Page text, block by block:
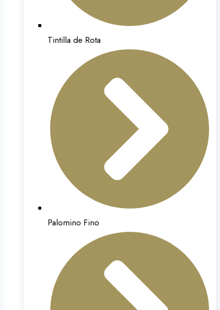
Tintilla de Rota
Palomino Fino